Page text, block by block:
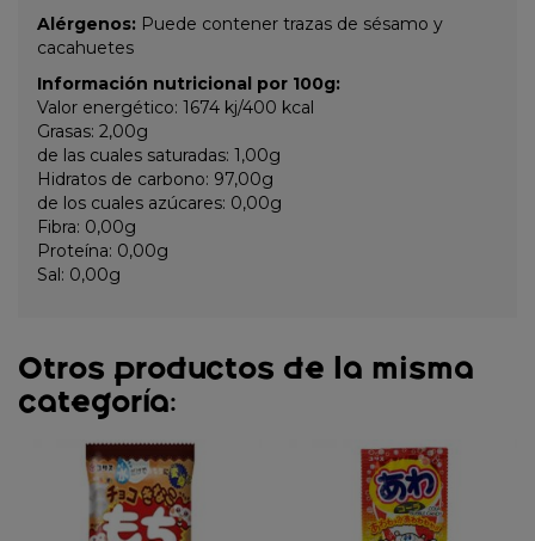
Alérgenos: Puede contener trazas de sésamo y
cacahuetes
Información nutricional por 100g:
Valor energético: 1674 kj/400 kcal
Grasas: 2,00g
de las cuales saturadas: 1,00g
Hidratos de carbono: 97,00g
de los cuales azúcares: 0,00g
Fibra: 0,00g
Proteína: 0,00g
Sal: 0,00g
Otros productos de la misma
categoría: